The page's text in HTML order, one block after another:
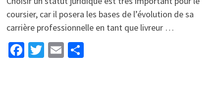
coursier, car il posera les bases de l’évolution de sa
carrière professionnelle en tant que livreur …
Facebook
Twitter
EmailPartager